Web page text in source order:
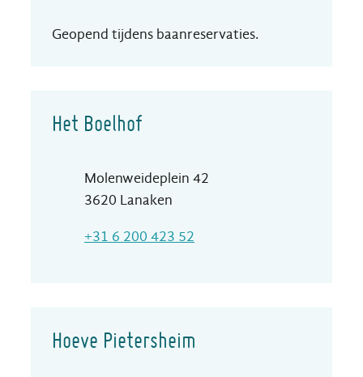
Geopend tijdens baanreservaties.
Het Boelhof
AdresMolenweideplein 42
,3620 Lanaken
+31 6 200 423 52
Hoeve Pietersheim